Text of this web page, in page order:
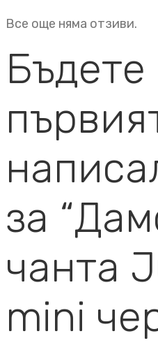
Все още няма отзиви.
Бъдете
за
чанта
mini